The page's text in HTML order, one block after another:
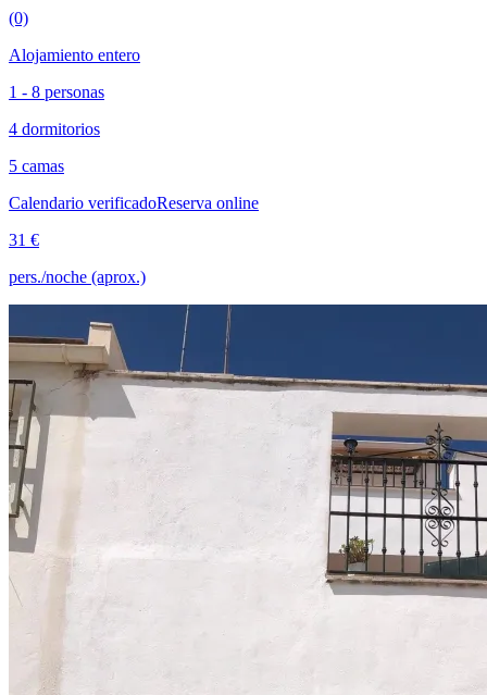
(0)
Alojamiento entero
1 - 8 personas
4 dormitorios
5 camas
Calendario verificadoReserva online
31 €
pers./noche (aprox.)